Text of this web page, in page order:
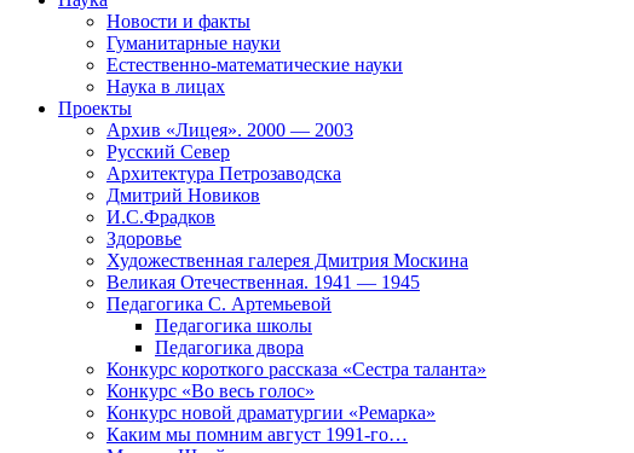
Новости и факты
Гуманитарные науки
Естественно-математические науки
Наука в лицах
Проекты
Архив «Лицея». 2000 — 2003
Русский Север
Архитектура Петрозаводска
Дмитрий Новиков
И.С.Фрадков
Здоровье
Художественная галерея Дмитрия Москина
Великая Отечественная. 1941 — 1945
Педагогика С. Артемьевой
Педагогика школы
Педагогика двора
Конкурс короткого рассказа «Сестра таланта»
Конкурс «Во весь голос»
Конкурс новой драматургии «Ремарка»
Каким мы помним август 1991-го…